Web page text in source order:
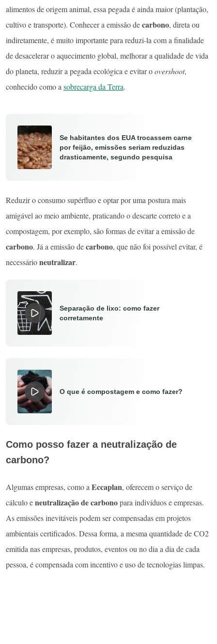
alimentos de origem animal, essa pegada é ainda maior (plantação,
cultivo e transporte). Conhecer a emissão decarbono, direta ou
indiretamente, é muito importante para reduzi-la com a finalidade
de desacelerar o aquecimento global, melhorar a qualidade de vida
do planeta, reduzir a pegada ecológica e evitar oovershoot,
conhecido como asobrecarga da Terra.
Se habitantes dos EUA trocassem carne
por feijão, emissões seriam reduzidas
drasticamente, segundo pesquisa
Reduzir o consumo supérfluo e optar por uma postura mais
amigável ao meio ambiente, praticando o descarte correto e a
compostagem, por exemplo, são formas de evitar a emissão de
carbono. Já a emissão decarbono, que não foi possível evitar, é
necessárioneutralizar.
Separação de lixo: como fazer
corretamente
O que é compostagem e como fazer?
Como posso fazer a neutralização de
carbono?
Algumas empresas, como a Eccaplan, oferecem o serviço de
cálculo eneutralização de carbonopara indivíduos e empresas.
As emissões inevitáveis podem ser compensadas em projetos
ambientais certificados. Dessa forma, a mesma quantidade de CO2
emitida nas empresas, produtos, eventos ou no dia a dia de cada
pessoa, é compensada com incentivo e uso de tecnologias limpas.